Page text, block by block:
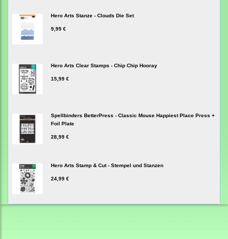
Hero Arts Stanze - Clouds Die Set
9,99 €
Hero Arts Clear Stamps - Chip Chip Hooray
15,99 €
Spellbinders BetterPress - Classic Mouse Happiest Place Press +
Foil Plate
28,99 €
Hero Arts Stamp & Cut - Stempel und Stanzen
24,99 €